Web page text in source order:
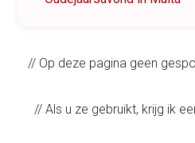
// Op deze pagina geen
// Als u ze gebruikt, krijg ik